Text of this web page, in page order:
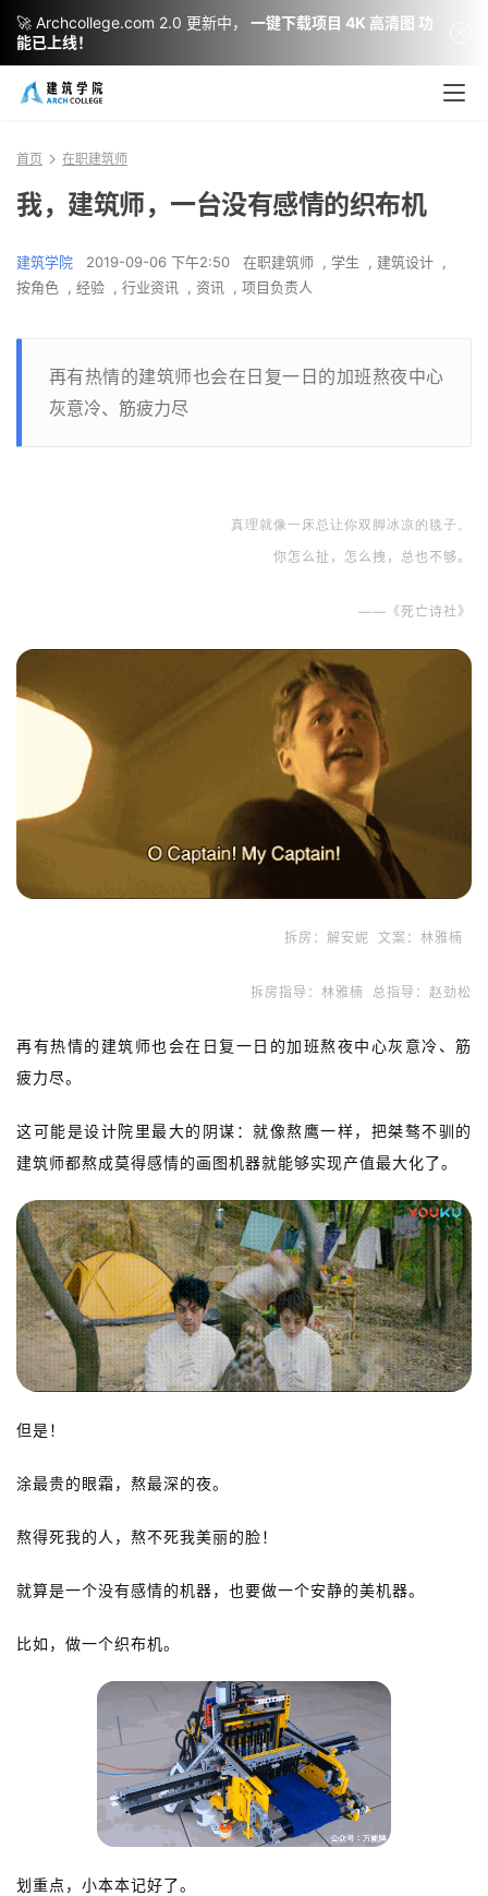
首页 在职建筑师
我，建筑师，一台没有感情的织布机
建筑学院 2019-09-06 下午2:50 在职建筑师 , 学生 , 建筑设计 ,
按角色 , 经验 , 行业资讯 , 资讯 , 项目负责人
再有热情的建筑师也会在日复一日的加班熬夜中心
灰意冷、筋疲力尽
真理就像一床总让你双脚冰凉的毯子。
你怎么扯，怎么拽，总也不够。
——《死亡诗社》
拆房：解安妮  文案：林雅楠
拆房指导：林雅楠  总指导：赵劲松
再有热情的建筑师也会在日复一日的加班熬夜中心灰意冷、筋
疲力尽。
这可能是设计院里最大的阴谋：就像熬鹰一样，把桀骜不驯的
建筑师都熬成莫得感情的画图机器就能够实现产值最大化了。
但是！
涂最贵的眼霜，熬最深的夜。
熬得死我的人，熬不死我美丽的脸！
就算是一个没有感情的机器， 也要做一个安静的美机器。
比如， 做一个织布机。
划重点，小本本记好了。
🚀 Archcollege.com 2.0 更新中，
一键下载项目 4K 高清图 功
能已上线！